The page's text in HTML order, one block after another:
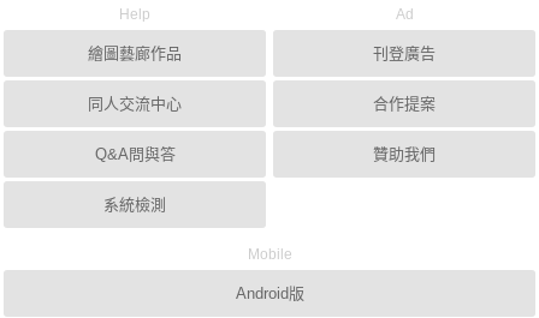
Help
繪圖藝廊作品
同人交流中心
Q&A問與答
系統檢測
Ad
刊登廣告
合作提案
贊助我們
Mobile
Android版